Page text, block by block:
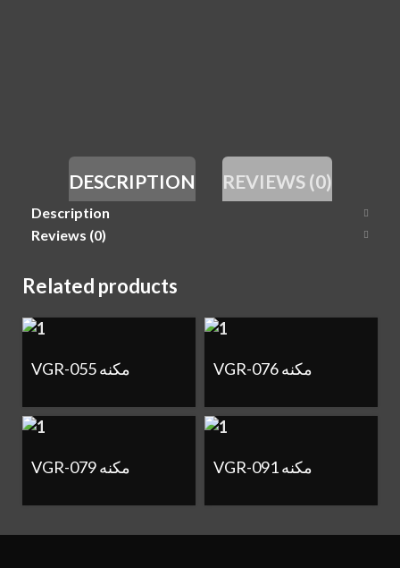
DESCRIPTION REVIEWS (0)
Description
Reviews (0)
Related products
VGR-055 مكنه VGR-076 مكنه
VGR-079 مكنه VGR-091 مكنه